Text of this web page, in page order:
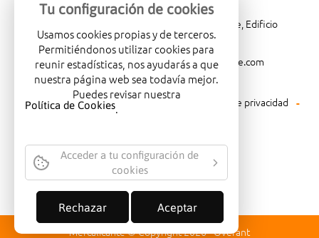
Carretera de Madrid Km. 4, 03114 Alicante, Edificio
Administrativo, planta 3ª
966081001
merca@mercalicante.com
Aviso legal Política de cookies
Política de privacidad
Política medioambiental
EMPRESA CERTIFICADA CON EL
Mercalicante © Copyright 2026 -Overant
Tu configuración de cookies
Usamos cookies propias y de terceros.
Permitiéndonos utilizar cookies para
reunir estadísticas, nos ayudarás a que
nuestra página web sea todavía mejor.
Puedes revisar nuestra
Política de Cookies.
Acceder a tu configuración de
cookies
Rechazar Aceptar